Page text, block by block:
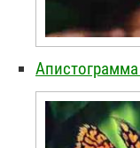
Апистограмма